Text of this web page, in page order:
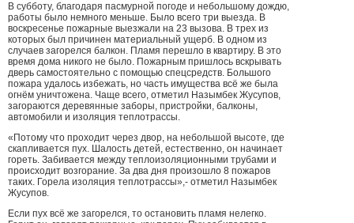
В субботу, благодаря пасмурной погоде и небольшому дождю,
работы было немного меньше. Было всего три выезда. В
воскресенье пожарные выезжали на 23 вызова. В трех из
которых был причинен материальный ущерб. В одном из
случаев загорелся балкон. Пламя перешло в квартиру. В это
время дома никого не было. Пожарным пришлось вскрывать
дверь самостоятельно с помощью спецсредств. Большого
пожара удалось избежать, но часть имущества всё же была
огнём уничтожена. Чаще всего, отметил Назымбек Жусупов,
загораются деревянные заборы, пристройки, балконы,
автомобили и изоляция теплотрассы.
«Потому что проходит через двор, на небольшой высоте, где
скапливается пух. Шалость детей, естественно, он начинает
гореть. Забивается между теплоизоляционными трубами и
происходит возгорание. За два дня произошло 8 пожаров
таких. Горела изоляция теплотрассы»,- отметил Назымбек
Жусупов.
Если пух всё же загорелся, то остановить пламя нелегко.